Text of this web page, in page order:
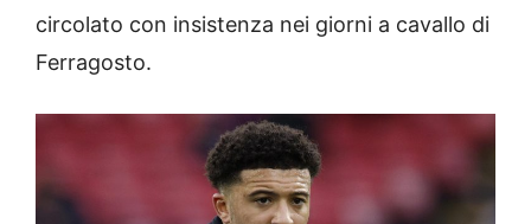
circolato con insistenza nei giorni a cavallo di
Ferragosto.